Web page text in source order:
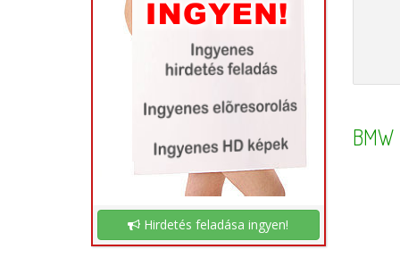
Hirdetés feladása ingyen!
BMW